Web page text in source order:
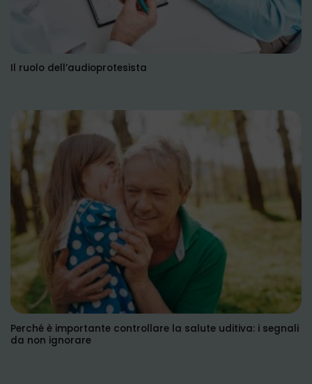
Il ruolo dell’audioprotesista
Perché è importante controllare la salute uditiva: i segnali
da non ignorare